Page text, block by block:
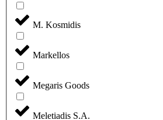
M. Kosmidis
Markellos
Megaris Goods
Meletiadis S.A.